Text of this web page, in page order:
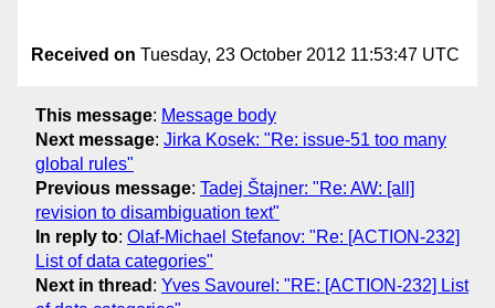
Received on Tuesday, 23 October 2012 11:53:47 UTC
This message: Message body
Next message: Jirka Kosek: "Re: issue-51 too many
global rules"
Previous message: Tadej Štajner: "Re: AW: [all]
revision to disambiguation text"
In reply to: Olaf-Michael Stefanov: "Re: [ACTION-232]
List of data categories"
Next in thread : Yves Savourel: "RE: [ACTION-232] List